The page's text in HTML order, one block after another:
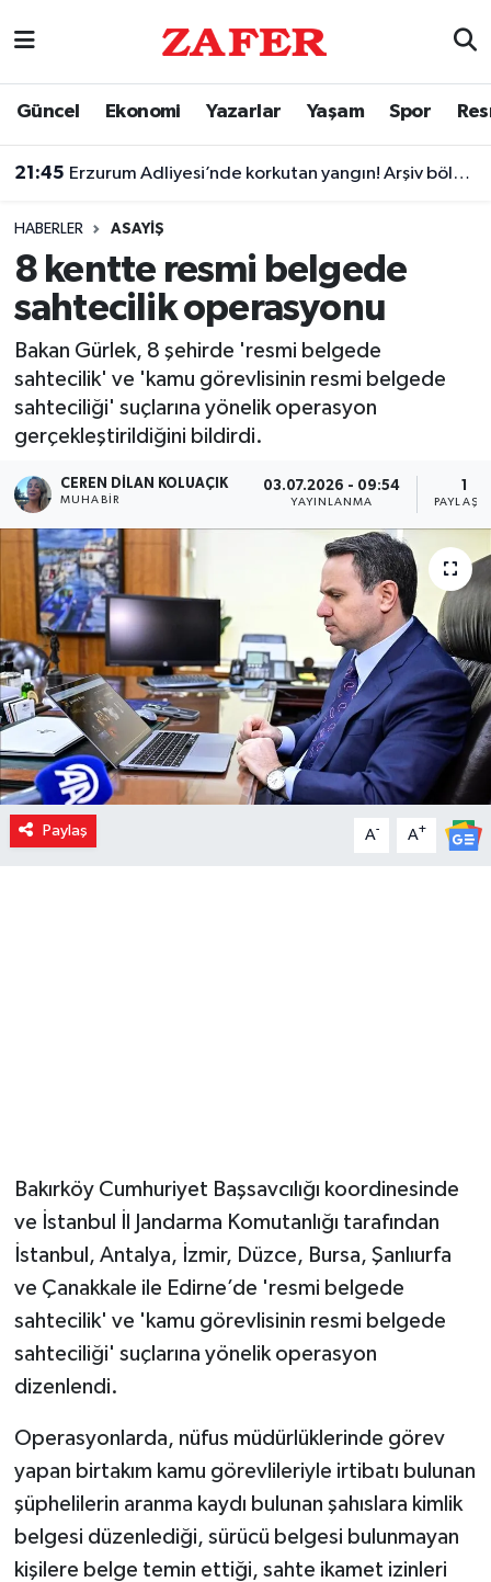
Güncel Ekonomi Yazarlar Yaşam Spor
21:45 Erzurum Adliyesi’nde korkutan yangın! Arşiv bölümünü duman kapladı
HABERLER ASAYIŞ
8 kentte resmi belgede
sahtecilik operasyonu
Bakan Gürlek, 8 şehirde 'resmi belgede
sahtecilik' ve 'kamu görevlisinin resmi belgede
sahteciliği' suçlarına yönelik operasyon
gerçekleştirildiğini bildirdi.
CEREN DILAN KOLUAÇIK
MUHABIR
03.07.2026 - 09:54
YAYINLANMA
Paylaş A- A+
Bakırköy Cumhuriyet Başsavcılığı koordinesinde
ve İstanbul İl Jandarma Komutanlığı tarafından
İstanbul, Antalya, İzmir, Düzce, Bursa, Şanlıurfa
ve Çanakkale ile Edirne’de 'resmi belgede
sahtecilik' ve 'kamu görevlisinin resmi belgede
sahteciliği' suçlarına yönelik operasyon
dizenlendi.
Operasyonlarda, nüfus müdürlüklerinde görev
yapan birtakım kamu görevlileriyle irtibatı bulunan
şüphelilerin aranma kaydı bulunan şahıslara kimlik
belgesi düzenlediği, sürücü belgesi bulunmayan
kişilere belge temin ettiği, sahte ikamet izinleri
Nöbetçi Eczaneler
Süper Lig Puan Durumu ve Fikstür
Tüm Manşetler
Son Dakika Haberleri
Haber Arşivi